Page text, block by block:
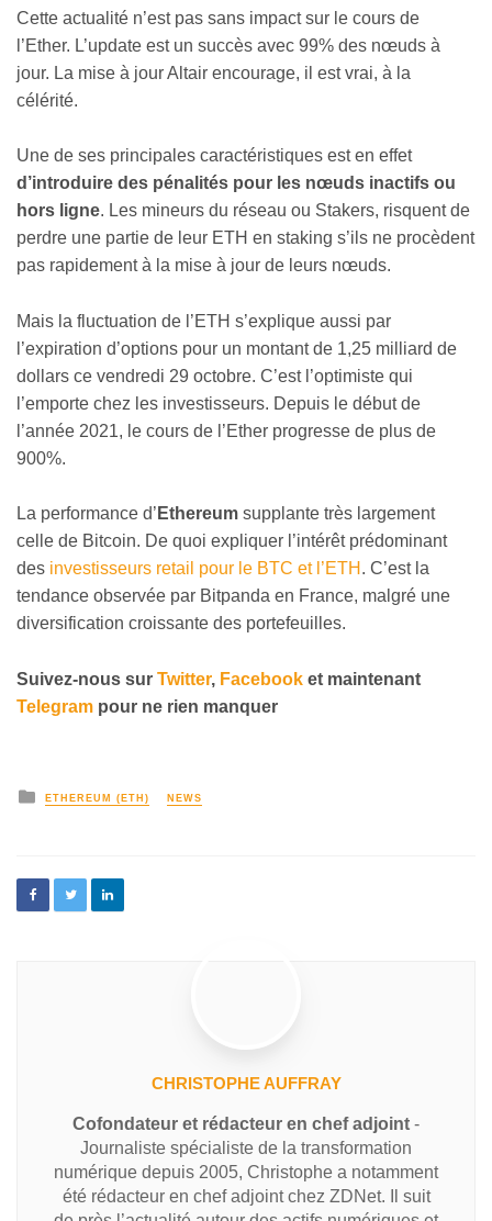
Cette actualité n’est pas sans impact sur le cours de
l’Ether. L’update est un succès avec 99% des nœuds à
jour. La mise à jour Altair encourage, il est vrai, à la
célérité.
Une de ses principales caractéristiques est en effet
d’introduire des pénalités pour les nœuds inactifs ou
hors ligne. Les mineurs du réseau ou Stakers, risquent de
perdre une partie de leur ETH en staking s’ils ne procèdent
pas rapidement à la mise à jour de leurs nœuds.
Mais la fluctuation de l’ETH s’explique aussi par
l’expiration d’options pour un montant de 1,25 milliard de
dollars ce vendredi 29 octobre. C’est l’optimiste qui
l’emporte chez les investisseurs. Depuis le début de
l’année 2021, le cours de l’Ether progresse de plus de
900%.
La performance d’ Ethereum supplante très largement
celle de Bitcoin. De quoi expliquer l’intérêt prédominant
des investisseurs retail pour le BTC et l’ETH . C’est la
tendance observée par Bitpanda en France, malgré une
diversification croissante des portefeuilles.
Suivez-nous sur Twitter, Facebook et maintenant
Telegram pour ne rien manquer
ETHEREUM (ETH) NEWS
CHRISTOPHE AUFFRAY
Cofondateur et rédacteur en chef adjoint -
Journaliste spécialiste de la transformation
numérique depuis 2005, Christophe a notamment
été rédacteur en chef adjoint chez ZDNet. Il suit